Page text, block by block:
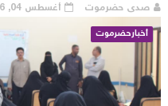
صدى حضرموت
أغسطس 04, 2026
أخبارحضرموت